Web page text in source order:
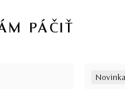
PÁČIŤ
Novinka